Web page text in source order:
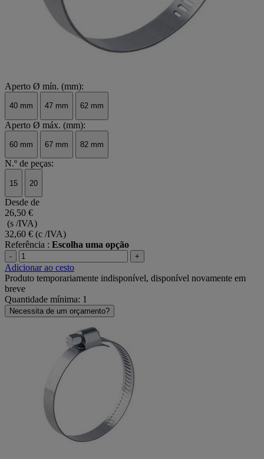
Aperto Ø mín. (mm):
40 mm 47 mm 62 mm
Aperto Ø máx. (mm):
60 mm 67 mm 82 mm
N.º de peças:
15 20
Desde de
26,50 €
(s /IVA)
32,60 € (c /IVA)
Referência : Escolha uma opção
- +
Adicionar ao cesto
Produto temporariamente indisponível, disponível novamente em
breve
Quantidade mínima: 1
Necessita de um orçamento?